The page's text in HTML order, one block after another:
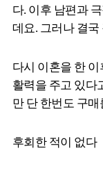
다. 이후 남편과
데요. 그러나 결
다시 이혼을 한 이
활력을 주고 있다
만 단 한번도 구
후회한 적이 없다